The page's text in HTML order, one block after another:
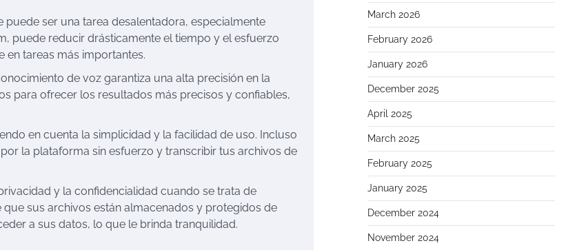
ser una tarea desalentadora, especialmente
puede reducir drásticamente el tiempo y el esfuerzo
en tareas más importantes.
de voz garantiza una alta precisión en la
para ofrecer los resultados más precisos y confiables,
en cuenta la simplicidad y la facilidad de uso. Incluso
la plataforma sin esfuerzo y transcribir tus archivos de
y la confidencialidad cuando se trata de
sus archivos están almacenados y protegidos de
a sus datos, lo que le brinda tranquilidad.
March 2026
February 2026
January 2026
December 2025
April 2025
March 2025
February 2025
January 2025
December 2024
November 2024